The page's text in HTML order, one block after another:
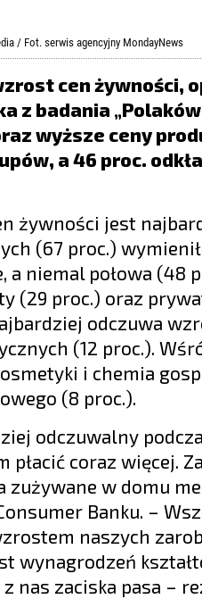
/ Fot. serwis agencyjny MondayNews
cen żywności,
z badania
wyższe ceny
a 46 proc.
żywności jest
(67 proc.)
a niemal połowa (48
(29 proc.) oraz
odczuwa
(12 proc.).
i chemia
(8 proc.).
odczuwalny
coraz więcej.
w domu
Banku. –
naszych
wynagrodzeń
nas zaciska pasa –